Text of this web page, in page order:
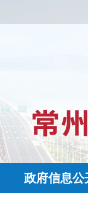
政府信息公